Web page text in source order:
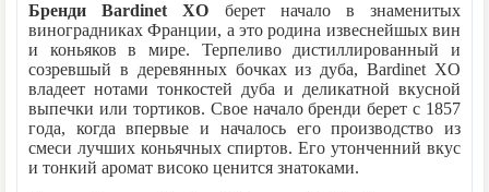
- или -
В закладки
В сравнение
Бренди Bardinet XO берет начало в знаменитых
виноградниках Франции, а это родина извеснейшых вин
и коньяков в мире. Терпеливо дистиллированный и
созревшый в деревянных бочках из дуба, Bardinet XO
владеет нотами тонкостей дуба и деликатной вкусной
выпечки или тортиков. Свое начало бренди берет с 1857
года, когда впервые и началось его производство из
смеси лучших коньячных спиртов. Его утонченний вкус
и тонкий аромат високо ценится знатоками.